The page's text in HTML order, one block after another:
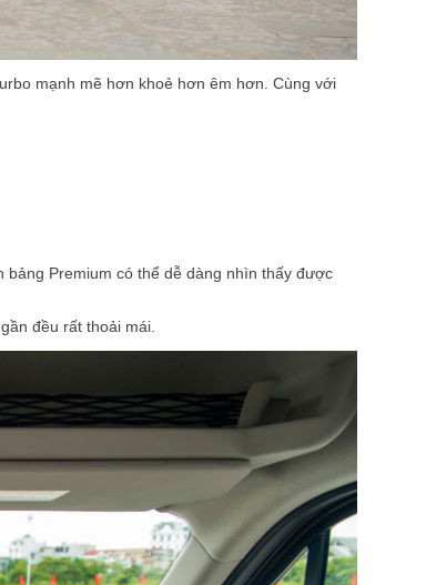
mạnh mẽ hơn khoẻ hơn êm hơn. Cùng với
Premium có thể dễ dàng nhìn thấy được
đều rất thoải mái.